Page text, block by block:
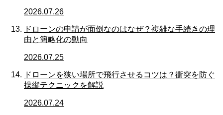
2026.07.26
ドローンの申請が面倒なのはなぜ？複雑な手続きの理
由と簡略化の動向
2026.07.25
ドローンを狭い場所で飛行させるコツは？衝突を防ぐ
操縦テクニックを解説
2026.07.24